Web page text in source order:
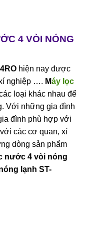
4 VÒI NÓNG
hiện nay được
nghiệp …. Máy lọc
loại khác nhau để
Với những gia đình
đình phù hợp với
các cơ quan, xí
dòng sản phẩm
nước 4 vòi nóng
lạnh ST-